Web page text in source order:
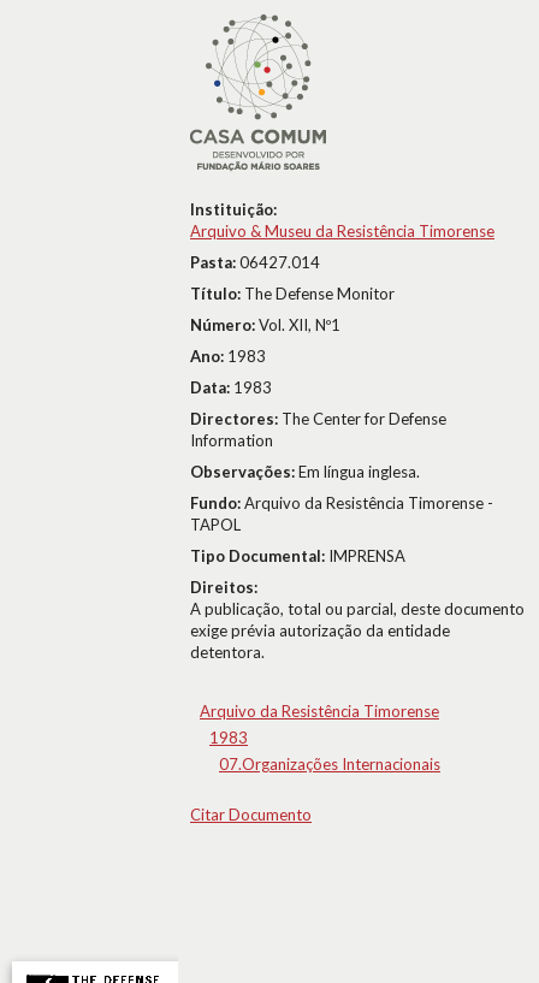
Instituição:
Arquivo & Museu da Resistência Timorense
Pasta:06427.014
Título: The Defense Monitor
Número:Vol. XII, Nº1
Ano: 1983
Data: 1983
Directores: The Center for Defense
Information
Observações:Em língua inglesa.
Fundo:Arquivo da Resistência Timorense -
TAPOL
Tipo Documental: IMPRENSA
Direitos:
A publicação, total ou parcial, deste documento
exige prévia autorização da entidade
detentora.
Arquivo da Resistência Timorense
1983
07.Organizações Internacionais
Citar Documento